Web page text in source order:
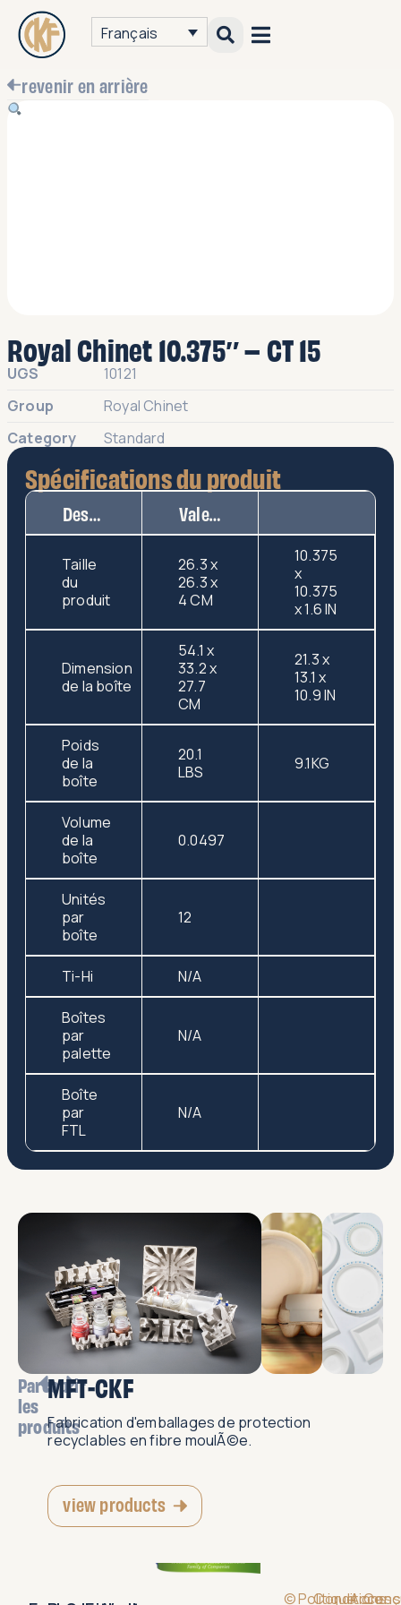
Français
revenir en arrière
Royal Chinet 10.375″ – CT 15
UGS
10121
Group
Royal Chinet
Category
Standard
Spécifications du produit
Description Valeur
Taille
du
produit
26.3 x
26.3 x
4 CM
10.375
x
10.375
x 1.6 IN
Dimension
de la boîte
54.1 x
33.2 x
27.7
CM
21.3 x
13.1 x
10.9 IN
Poids
de la
boîte
20.1
LBS
9.1KG
Volume
de la
boîte
0.0497
Unités
par
boîte
12
Ti-Hi N/A
Boîtes
par
palette
N/A
Boîte
par
FTL
N/A
Parcourir
les
produits
MFT-CKF
Fabrication d'emballages de protection
recyclables en fibre moulÃ©e.
view products
©Politique
Conditions